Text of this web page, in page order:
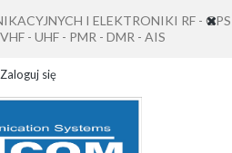
I ELEKTRONIKI RF - GPS
- UHF - PMR - DMR - AIS
Zaloguj się